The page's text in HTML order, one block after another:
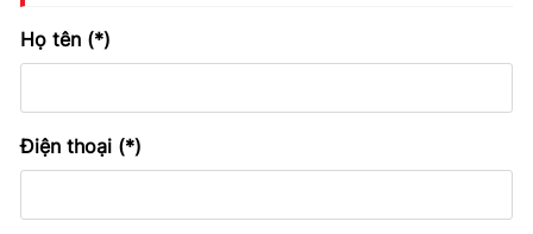
Họ tên (*)
Điện thoại (*)